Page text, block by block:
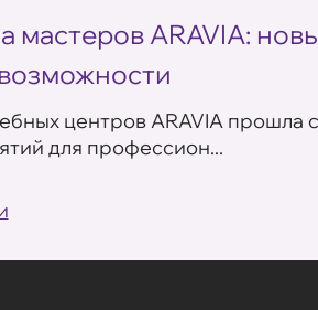
мастеров ARAVIA:
центров ARAVIA прошла
для профессион...